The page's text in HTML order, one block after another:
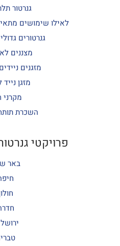
גנרטור
לאילו שימושים
גנרטורים
מצננים
מזגנים
מזגן
מקרני
השכרת
פרויקטי
באר